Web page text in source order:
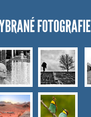
FOTOGRAFIE